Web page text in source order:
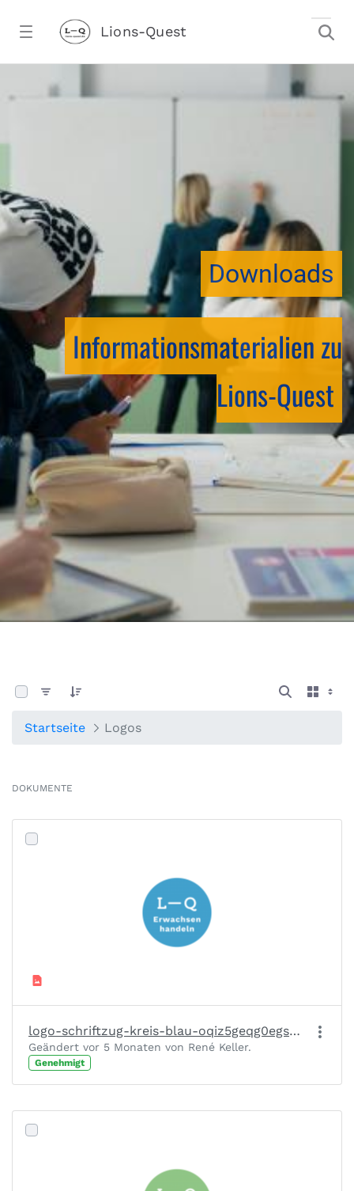
Lions-Quest
Downloads
Informationsmaterialien zu
Lions-Quest
0 von 5 Elemente ausgewählt
Startseite Logos
DOKUMENTE
logo-schriftzug-kreis-blau-oqiz5geqg0egs6lksy1sk9ciicuw3lsknbooz4quay.png
Geändert vor 5 Monaten von René Keller.
Genehmigt